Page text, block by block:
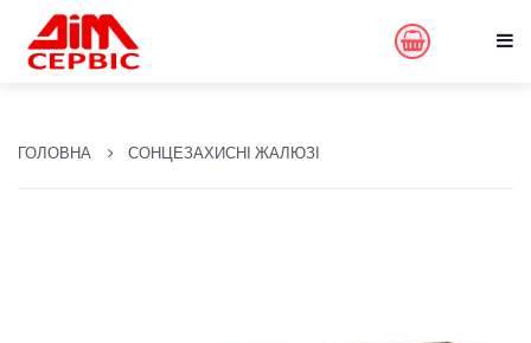
ГОЛОВНА СОНЦЕЗАХИСНІ ЖАЛЮЗІ